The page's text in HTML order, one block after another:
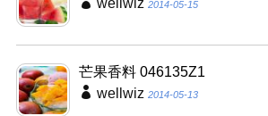
wellwiz 2014-05-15
芒果香料 046135Z1
wellwiz 2014-05-13